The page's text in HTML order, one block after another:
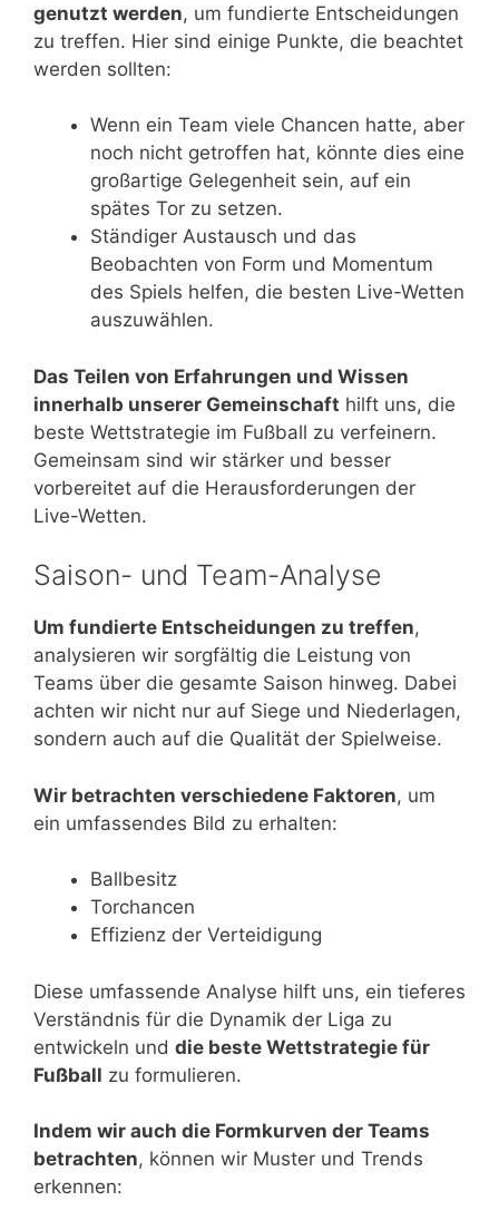
genutzt werden, um fundierte Entscheidungen
zu treffen. Hier sind einige Punkte, die beachtet
werden sollten:
Wenn ein Team viele Chancen hatte, aber
noch nicht getroffen hat, könnte dies eine
großartige Gelegenheit sein, auf ein
spätes Tor zu setzen.
Ständiger Austausch und das
Beobachten von Form und Momentum
des Spiels helfen, die besten Live-Wetten
auszuwählen.
Das Teilen von Erfahrungen und Wissen
innerhalb unserer Gemeinschaft hilft uns, die
beste Wettstrategie im Fußball zu verfeinern.
Gemeinsam sind wir stärker und besser
vorbereitet auf die Herausforderungen der
Live-Wetten.
Saison- und Team-Analyse
Um fundierte Entscheidungen zu treffen,
analysieren wir sorgfältig die Leistung von
Teams über die gesamte Saison hinweg. Dabei
achten wir nicht nur auf Siege und Niederlagen,
sondern auch auf die Qualität der Spielweise.
Wir betrachten verschiedene Faktoren, um
ein umfassendes Bild zu erhalten:
Ballbesitz
Torchancen
Effizienz der Verteidigung
Diese umfassende Analyse hilft uns, ein tieferes
Verständnis für die Dynamik der Liga zu
entwickeln und die beste Wettstrategie für
Fußball zu formulieren.
Indem wir auch die Formkurven der Teams
betrachten, können wir Muster und Trends
erkennen: